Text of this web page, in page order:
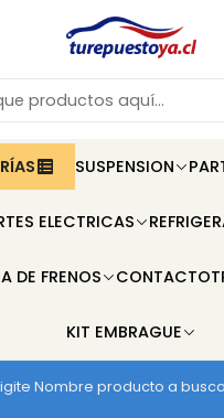
SUSPENSION
ELECTRICAS
DE FRENOS CONTACTO
KIT EMBRAGUE
Nombre producto a